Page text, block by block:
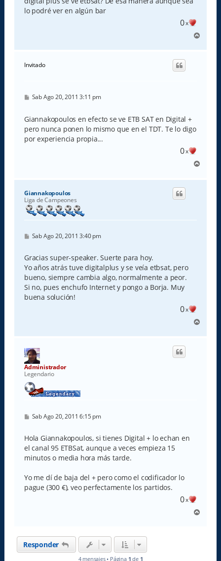
lo podré ver en algún bar
0x
r
Invitado
M
s
a
j
e
Sab Ago 20, 2011 3:11 pm
Giannakopoulos en efecto se ve ETB SAT en Digital +
pero nunca ponen lo mismo que en el TDT. Te lo digo
por experiencia propia...
0x
r
Giannakopoulos
Liga de Campeones
M
s
a
j
e
Sab Ago 20, 2011 3:40 pm
Gracias super-speaker. Suerte para hoy.
Yo años atrás tuve digitalplus y se veía etbsat, pero
bueno, siempre cambia algo, normalmente a peor.
Si no, pues enchufo Internet y pongo a Borja. Muy
buena solución!
0x
r
Administrador
Legendario
M
s
a
e
Sab Ago 20, 2011 6:15 pm
Hola Giannakopoulos, si tienes Digital + lo echan en
el canal 95 ETBSat, aunque a veces empieza 15
minutos o media hora más tarde.
Yo me dí de baja del + pero como el codificador lo
pague (300 €), veo perfectamente los partidos.
0x
Responder
4 mensajes • Página 1 de 1